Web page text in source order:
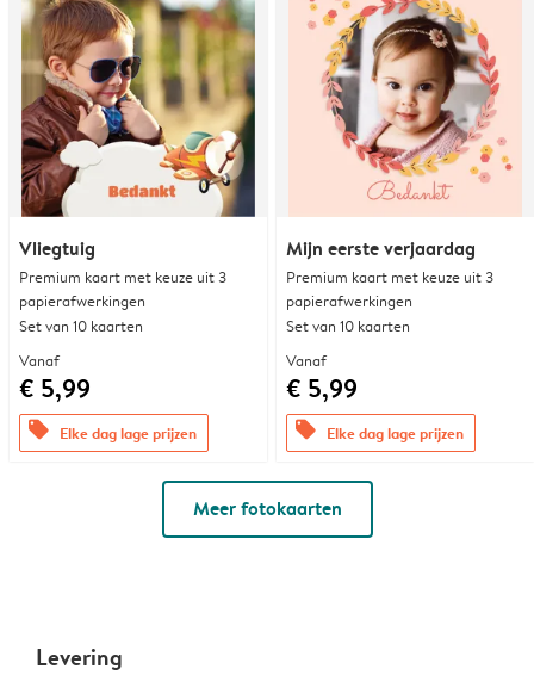
Vliegtuig
Premium kaart met keuze uit 3
papierafwerkingen
Set van 10 kaarten
Vanaf
€ 5,99
offers Elke dag lage prijzen
Mijn eerste verjaardag
Premium kaart met keuze uit 3
papierafwerkingen
Set van 10 kaarten
Vanaf
€ 5,99
offers Elke dag lage prijzen
Meer fotokaarten
Levering